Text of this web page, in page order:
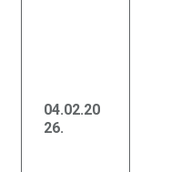
04.02.20
26.